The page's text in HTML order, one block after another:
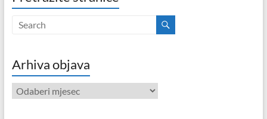
Arhiva objava
Arhiva
objava